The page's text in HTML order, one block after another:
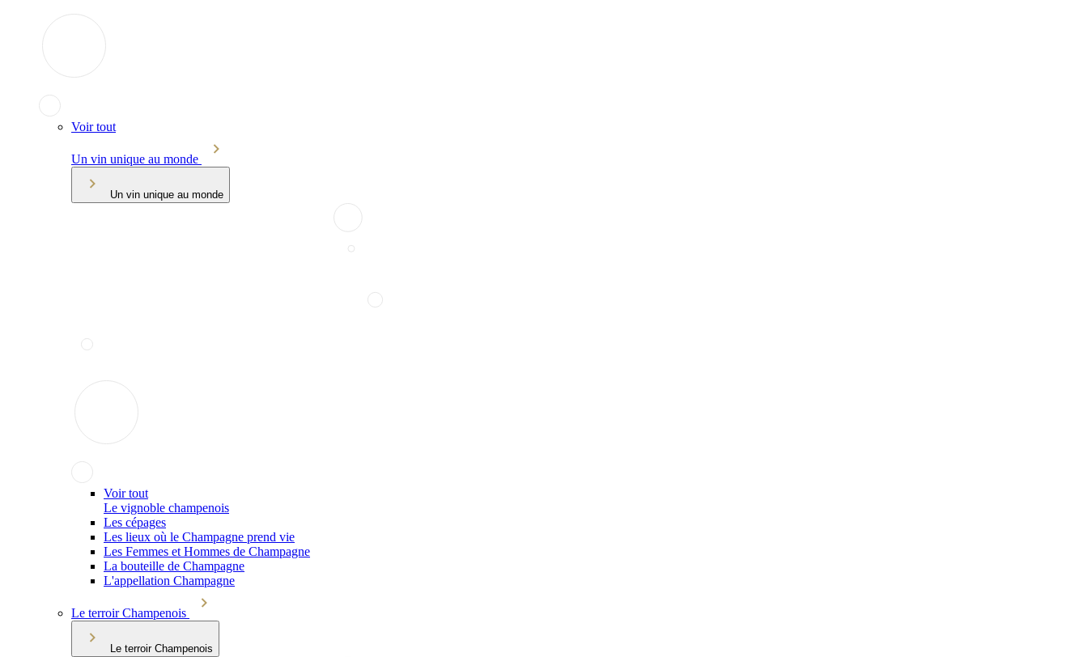
Voir tout
Un vin unique au monde
Un vin unique au monde
Voir tout
Le vignoble champenois
Les cépages
Les lieux où le Champagne prend vie
Les Femmes et Hommes de Champagne
La bouteille de Champagne
L'appellation Champagne
Le terroir Champenois
Le terroir Champenois